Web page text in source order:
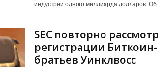
индустрии одного миллиарда долларов. Об
SEC повторно
регистрации
братьев Уинклвосс